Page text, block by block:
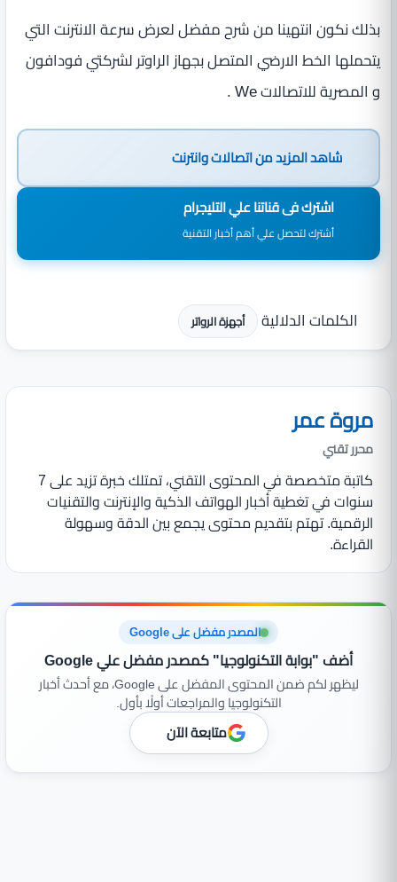
بذلك نكون انتهينا من شرح مفضل لعرض سرعة الانترنت التي
يتحملها الخط الارضي المتصل بجهاز الراوتر لشركتي فودافون
و المصرية للاتصالات We .
شاهد المزيد مناتصالات وانترنت
اشترك فى قناتنا علي التليجرام
أشترك لتحصل علي أهم أخبار التقنية
الكلمات الدلالية أجهزة الرواتر
مروة عمر
محرر تقني
كاتبة متخصصة في المحتوى التقني، تمتلك خبرة تزيد على 7
سنوات في تغطية أخبار الهواتف الذكية والإنترنت والتقنيات
الرقمية. تهتم بتقديم محتوى يجمع بين الدقة وسهولة
القراءة.
المصدر مفضل على Google
أضف "بوابة التكنولوجيا" كمصدر مفضل علي Google
ليظهر لكم ضمن المحتوى المفضل على Google، مع أحدث أخبار
التكنولوجيا والمراجعات أولًا بأول.
متابعة الآن